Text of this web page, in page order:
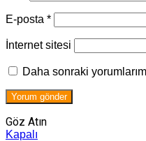
E-posta *
İnternet sitesi
Daha sonraki
Göz Atın
Kapalı